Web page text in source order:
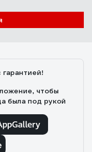
чтобы
была под рукой